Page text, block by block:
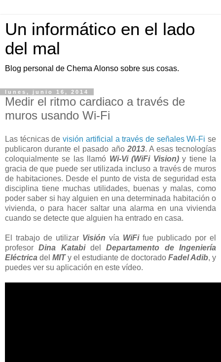
Un informático en el lado
del mal
Blog personal de Chema Alonso sobre sus cosas.
lunes, junio 16, 2014
Medir el ritmo cardiaco a través de
muros usando Wi-Fi
Las técnicas devisión artificial a través de señales Wi-Fi se
publicaron durante el pasado año 2013. A esas tecnologías
coloquialmente se las llamó Wi-Vi (WiFi Vision)y tiene la
gracia de que puede ser utilizada incluso a través de muros
de habitaciones. Desde el punto de vista de seguridad esta
disciplina tiene muchas utilidades, buenas y malas, como
poder saber si hay alguien en una determinada habitación o
vivienda, o para hacer saltar una alarma en una vivienda
cuando se detecte que alguien ha entrado en casa.
El trabajo de utilizar Visión vía WiFifue publicado por el
profesorDina KatabidelDepartamento de Ingeniería
Eléctrica del MITy el estudiante de doctorado Fadel Adib, y
puedes ver su aplicación en este vídeo.